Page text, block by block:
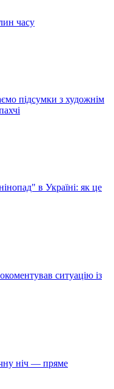
часу
підсумки з художнім
в Україні: як це
ситуацію із
ніч — пряме